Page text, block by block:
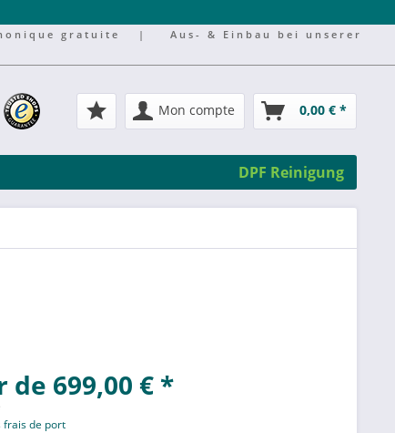
gratuite |
Aus- & Einbau bei unserer
Mon compte 0,00 € *
DPF Reinigung
699,00 € *
frais de port